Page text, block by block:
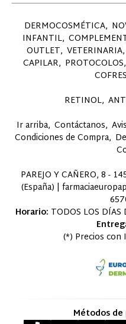
DERMOCOSMÉTICA
INFANTIL
OUTLET VETERINARIA
CAPILAR PROTOCOLOS
COFRES
RETINOL
Ir arriba Contáctanos
Condiciones de Compra
PAREJO Y CAÑERO, 8 -
(España) |
Horario: TODOS LOS DÍAS
(*) Precios con
Métodos